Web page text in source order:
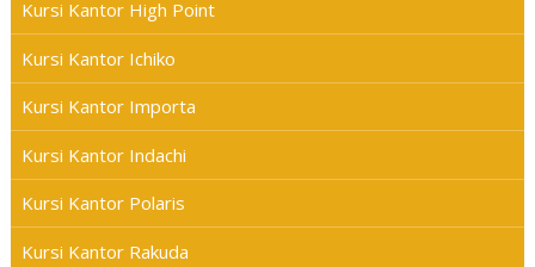
Kursi Kantor High Point
Kursi Kantor Ichiko
Kursi Kantor Importa
Kursi Kantor Indachi
Kursi Kantor Polaris
Kursi Kantor Rakuda